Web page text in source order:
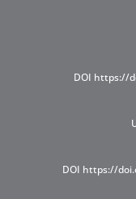
DOI https://
DOI https://